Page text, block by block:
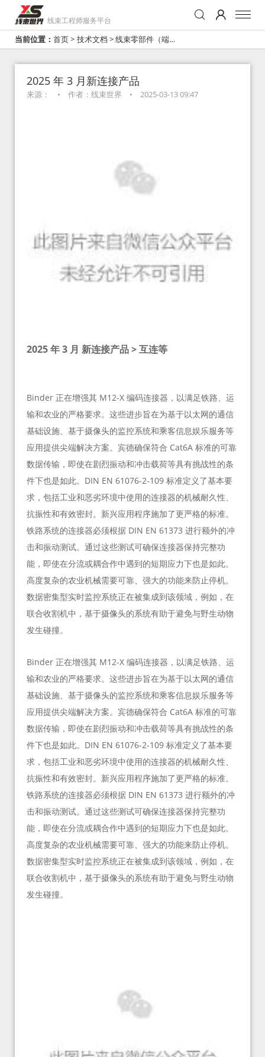
线束工程师服务平台
当前位置： 首页> 技术文档 >线束零部件（端子
2025 年 3 月新连接产品
来源： • 作者：线束世界 • 2025-03-13 09:47
2025 年 3 月 新连接产品 > 互连等
Binder 正在增强其 M12-X 编码连接器，以满足铁路、运
输和农业的严格要求。这些进步旨在为基于以太网的通信
基础设施、基于摄像头的监控系统和乘客信息娱乐服务等
应用提供尖端解决方案。宾德确保符合 Cat6A 标准的可靠
数据传输，即使在剧烈振动和冲击载荷等具有挑战性的条
件下也是如此。DIN EN 61076-2-109 标准定义了基本要
求，包括工业和恶劣环境中使用的连接器的机械耐久性、
抗振性和有效密封。新兴应用程序施加了更严格的标准。
铁路系统的连接器必须根据 DIN EN 61373 进行额外的冲
击和振动测试。通过这些测试可确保连接器保持完整功
能，即使在分流或耦合作中遇到的短期应力下也是如此。
高度复杂的农业机械需要可靠、强大的功能来防止停机。
数据密集型实时监控系统正在被集成到该领域，例如，在
联合收割机中，基于摄像头的系统有助于避免与野生动物
发生碰撞。
Binder 正在增强其 M12-X 编码连接器，以满足铁路、运
输和农业的严格要求。这些进步旨在为基于以太网的通信
基础设施、基于摄像头的监控系统和乘客信息娱乐服务等
应用提供尖端解决方案。宾德确保符合 Cat6A 标准的可靠
数据传输，即使在剧烈振动和冲击载荷等具有挑战性的条
件下也是如此。DIN EN 61076-2-109 标准定义了基本要
求，包括工业和恶劣环境中使用的连接器的机械耐久性、
抗振性和有效密封。新兴应用程序施加了更严格的标准。
铁路系统的连接器必须根据 DIN EN 61373 进行额外的冲
击和振动测试。通过这些测试可确保连接器保持完整功
能，即使在分流或耦合作中遇到的短期应力下也是如此。
高度复杂的农业机械需要可靠、强大的功能来防止停机。
数据密集型实时监控系统正在被集成到该领域，例如，在
联合收割机中，基于摄像头的系统有助于避免与野生动物
发生碰撞。